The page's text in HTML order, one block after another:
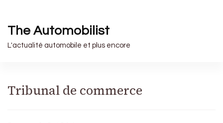
The Automobilist
L'actualité automobile et plus encore
Tribunal de commerce